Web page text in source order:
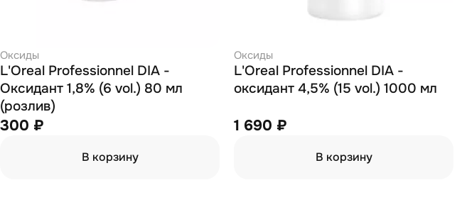
Оксиды
L'Oreal Professionnel DIA -
Оксидант 1,8% (6 vol.) 80 мл
(розлив)
300 ₽
В корзину
Оксиды
L'Oreal Professionnel DIA -
оксидант 4,5% (15 vol.) 1000 мл
1 690 ₽
В корзину